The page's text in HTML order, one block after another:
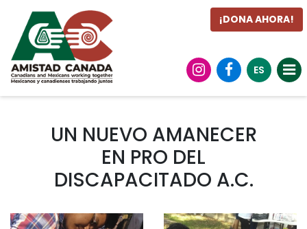
¡DONA AHORA!
ES
UN NUEVO AMANECER
EN PRO DEL
DISCAPACITADO A.C.